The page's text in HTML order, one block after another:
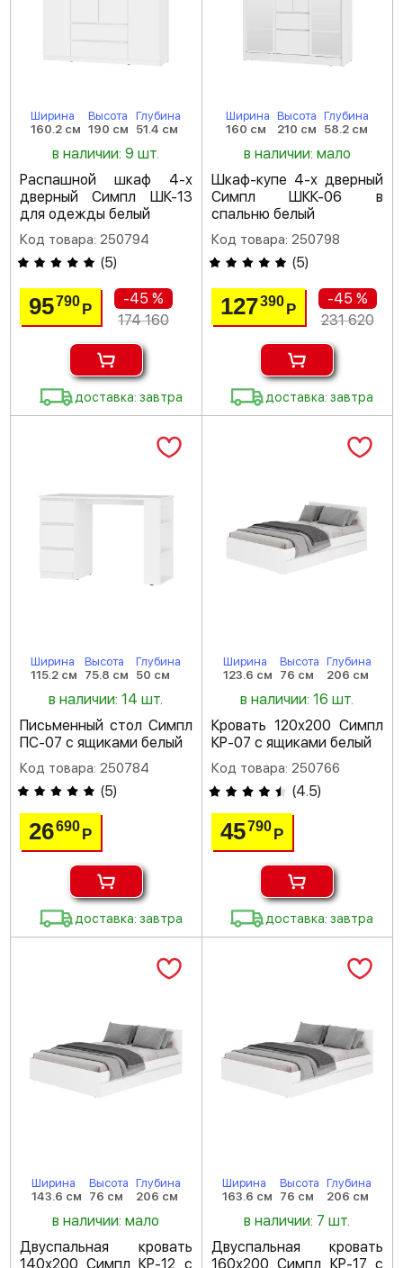
Ширина
160.2 см
Высота
190 см
Глубина
51.4 см
в наличии: 9 шт.
Распашной шкаф 4-х
дверный Симпл ШК-13
для одежды белый
Код товара: 250794
(5)
95790Р
-45 %
174 160
доставка: завтра
Ширина
160 см
Высота
210 см
Глубина
58.2 см
в наличии: мало
Шкаф-купе 4-х дверный
Симпл ШКК-06 в
спальню белый
Код товара: 250798
(5)
127390 Р
-45 %
231 620
доставка: завтра
Ширина
115.2 см
Высота
75.8 см
Глубина
50 см
в наличии: 14 шт.
Письменный стол Симпл
ПС-07 с ящиками белый
Код товара: 250784
(5)
26690Р
доставка: завтра
Ширина
123.6 см
Высота
76 см
Глубина
206 см
в наличии: 16 шт.
Кровать 120х200 Симпл
КР-07 с ящиками белый
Код товара: 250766
(4.5)
45790 Р
доставка: завтра
Ширина
143.6 см
Высота
76 см
Глубина
206 см
в наличии: мало
Двуспальная кровать
140х200 Симпл КР-12 с
Ширина
163.6 см
Высота
76 см
Глубина
206 см
в наличии: 7 шт.
Двуспальная кровать
160х200 Симпл КР-17 с